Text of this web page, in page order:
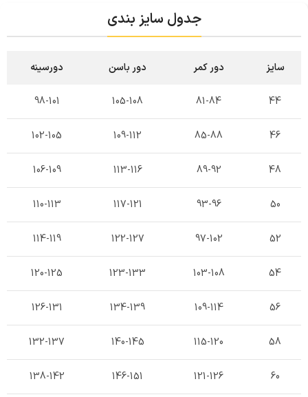
جدول سایز بندی
سایز دور کمر دور باسن دورسینه
44
81-84
105-108
98-101
46
85-88
109-112
102-105
48
89-92
113-116
106-109
50
93-96
117-121
110-113
52
97-102
122-127
114-119
54
103-108
123-133
120-125
56
109-114
134-139
126-131
58
115-120
140-145
132-137
60
121-126
146-151
138-142